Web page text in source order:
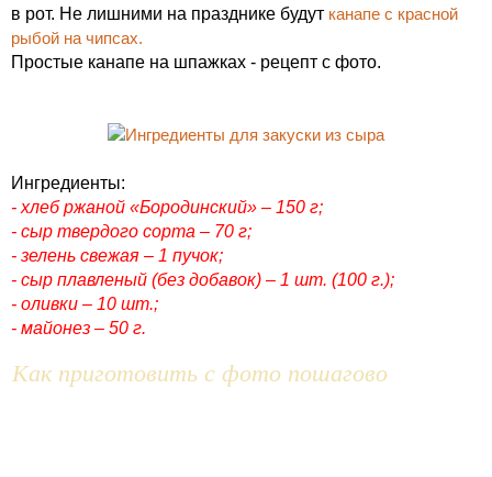
в рот. Не лишними на празднике будут канапе с красной
рыбой на чипсах.
Простые канапе на шпажках - рецепт с фото.
Ингредиенты:
- хлеб ржаной «Бородинский» – 150 г;
- сыр твердого сорта – 70 г;
- зелень свежая – 1 пучок;
- сыр плавленый (без добавок) – 1 шт. (100 г.);
- оливки – 10 шт.;
- майонез – 50 г.
Как приготовить с фото пошагово